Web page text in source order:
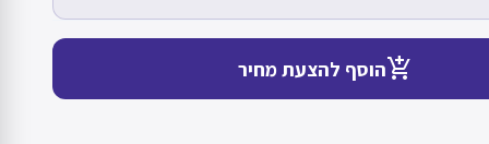
add_shopping_cartהוסף להצעת מחיר